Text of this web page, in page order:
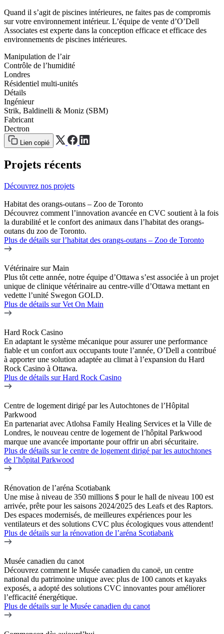
Quand il s’agit de piscines intérieures, ne faites pas de compromis
sur votre environnement intérieur. L’équipe de vente d’O’Dell
Associates est experte dans la conception efficace et efficace des
environnements de piscines intérieures.
Manipulation de l’air
Contrôle de l’humidité
Londres
Résidentiel multi-unités
Détails
Ingénieur
Strik, Baldinelli & Moniz (SBM)
Fabricant
Dectron
Lien copié
Projets récents
Découvrez nos projets
Habitat des orangs-outans – Zoo de Toronto
Découvrez comment l’innovation avancée en CVC soutient à la fois
la durabilité et le confort des animaux dans l’habitat des orangs-
outans du zoo de Toronto.
Plus de détails sur l’habitat des orangs-outans – Zoo de Toronto
Vétérinaire sur Main
Plus tôt cette année, notre équipe d’Ottawa s’est associée à un projet
unique de clinique vétérinaire au centre-ville d’Ottawa mettant en
vedette l’unité Swegon GOLD.
Plus de détails sur Vet On Main
Hard Rock Casino
En adaptant le système mécanique pour assurer une performance
fiable et un confort aux occupants toute l’année, O’Dell a contribué
à apporter une solution adaptée au climat à l’expansion du Hard
Rock Casino à Ottawa.
Plus de détails sur Hard Rock Casino
Centre de logement dirigé par les Autochtones de l’Hôpital
Parkwood
En partenariat avec Atlohsa Family Healing Services et la Ville de
Londres, le nouveau centre de logement de l’hôpital Parkwood
marque une avancée importante pour offrir un abri sécuritaire.
Plus de détails sur le centre de logement dirigé par les autochtones
de l’hôpital Parkwood
Rénovation de l’aréna Scotiabank
Une mise à niveau de 350 millions $ pour le hall de niveau 100 est
arrivée, prête pour les saisons 2024/2025 des Leafs et des Raptors.
Des espaces modernisés, de meilleures expériences pour les
ventilateurs et des solutions CVC plus écologiques vous attendent!
Plus de détails sur la rénovation de l’aréna Scotiabank
Musée canadien du canot
Découvrez comment le Musée canadien du canoë, un centre
national du patrimoine unique avec plus de 100 canots et kayaks
exposés, a adopté des solutions CVC innovantes pour améliorer
l’efficacité énergétique.
Plus de détails sur le Musée canadien du canot